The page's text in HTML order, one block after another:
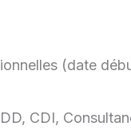
(date
CDI,